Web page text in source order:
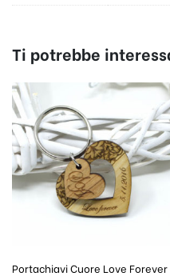
Ti potrebbe
Portachiavi Cuore Love Forever